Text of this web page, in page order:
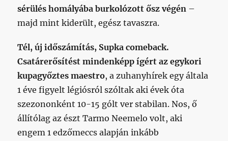
sérülés homályába burkolózott ősz végén –
majd mint kiderült, egész tavaszra.
Tél, új időszámítás, Supka comeback.
Csatárerősítést mindenképp ígért az egykori
kupagyőztes maestro, a zuhanyhírek egy általa
1 éve figyelt légiósról szóltak aki évek óta
szezononként 10-15 gólt ver stabilan. Nos, ő
állítólag az észt Tarmo Neemelo volt, aki
engem 1 edzőmeccs alapján inkább